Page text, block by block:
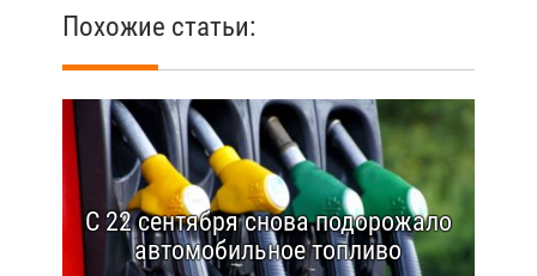
Похожие статьи:
С 22 сентября снова подорожало
автомобильное топливо